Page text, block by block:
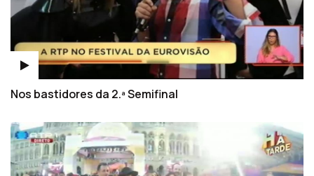
Nos bastidores da 2.ª Semifinal